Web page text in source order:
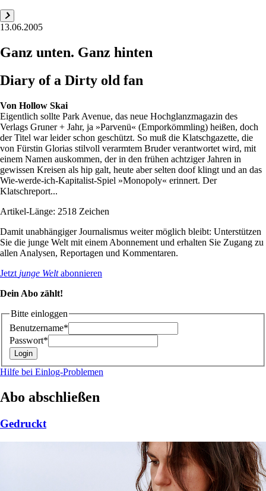
13.06.2005
Ganz unten. Ganz hinten
Diary of a Dirty old fan
Von Hollow Skai
Eigentlich sollte Park Avenue, das neue Hochglanzmagazin des
Verlags Gruner + Jahr, ja »Parvenü« (Emporkömmling) heißen, doch
der Titel war leider schon geschützt. So muß die Klatschgazette, die
von Fürstin Glorias stilvoll verarmtem Bruder verantwortet wird, mit
einem Namen auskommen, der in den frühen achtziger Jahren in
gewissen Kreisen als hip galt, heute aber selten doof klingt und an das
Wie-werde-ich-Kapitalist-Spiel »Monopoly« erinnert. Der
Klatschreport...
Artikel-Länge: 2518 Zeichen
Damit unabhängiger Journalismus weiter möglich bleibt: Unterstützen
Sie die junge Welt mit einem Abonnement und erhalten Sie Zugang zu
allen Analysen, Reportagen und Kommentaren.
Jetzt junge Weltabonnieren
Dein Abo zählt!
Bitte einloggen
Benutzername*
Passwort*
Hilfe bei Einlog-Problemen
Abo abschließen
Gedruckt